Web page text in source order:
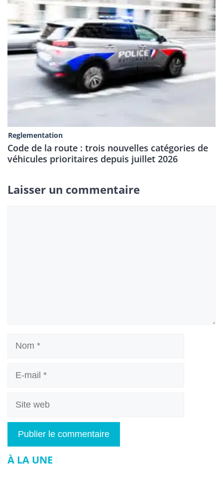
Reglementation
Code de la route : trois nouvelles catégories de
véhicules prioritaires depuis juillet 2026
Laisser un commentaire
Site
À LA UNE